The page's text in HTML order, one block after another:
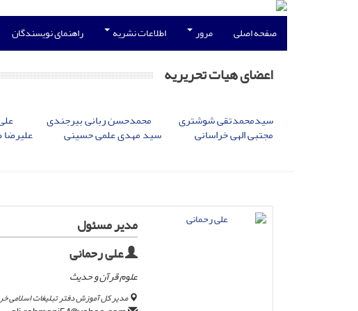
صفحه اصلی مرور اطلاعات نشریه راهنمای نویسندگان
اعضای هیات تحریریه
سیدمحمدتقی شوشتری محمدحسن ربانی بیرجندی
مجتبی الهی خراسانی سید مهدی علمی حسینی علیرضا
مدیر مسئول
علی رحمانی
علوم قرآن و حدیث
مدیر کل آموزش دفتر تبلیغات اسلامی